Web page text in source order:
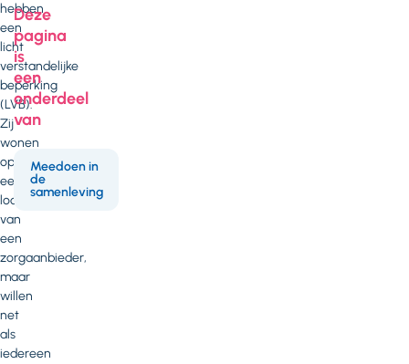
hebben
een
licht
verstandelijke
beperking
(LVB).
Zij
wonen
op
een
locatie
van
een
zorgaanbieder,
maar
willen
net
als
iedereen
Deze
pagina
is
een
onderdeel
van
Meedoen in
de
samenleving